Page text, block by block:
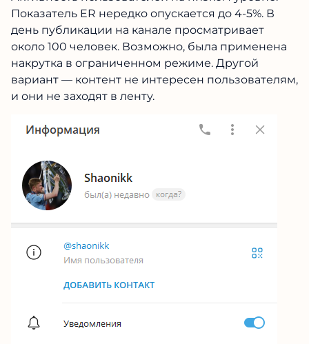
Показатель ER нередко опускается до 4-5%. В
день публикации на канале просматривает
около 100 человек. Возможно, была применена
накрутка в ограниченном режиме. Другой
вариант — контент не интересен пользователям,
и они не заходят в ленту.